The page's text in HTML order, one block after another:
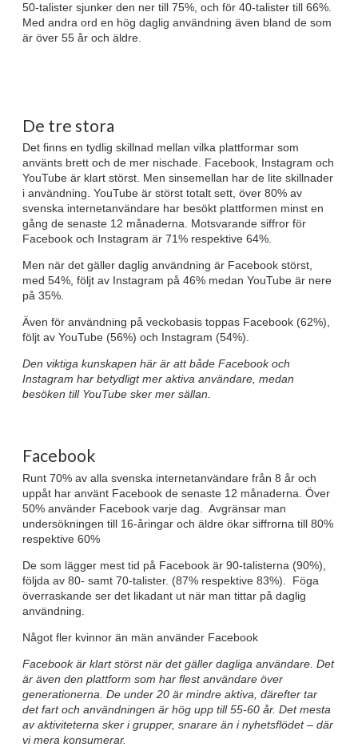
50-talister sjunker den ner till 75%, och för 40-talister till 66%.
Med andra ord en hög daglig användning även bland de som
är över 55 år och äldre.
De tre stora
Det finns en tydlig skillnad mellan vilka plattformar som
använts brett och de mer nischade. Facebook, Instagram och
YouTube är klart störst. Men sinsemellan har de lite skillnader
i användning. YouTube är störst totalt sett, över 80% av
svenska internetanvändare har besökt plattformen minst en
gång de senaste 12 månaderna. Motsvarande siffror för
Facebook och Instagram är 71% respektive 64%.
Men när det gäller daglig användning är Facebook störst,
med 54%, följt av Instagram på 46% medan YouTube är nere
på 35%.
Även för användning på veckobasis toppas Facebook (62%),
följt av YouTube (56%) och Instagram (54%).
Den viktiga kunskapen här är att både Facebook och
Instagram har betydligt mer aktiva användare, medan
besöken till YouTube sker mer sällan.
Facebook
Runt 70% av alla svenska internetanvändare från 8 år och
uppåt har använt Facebook de senaste 12 månaderna. Över
50% använder Facebook varje dag. Avgränsar man
undersökningen till 16-åringar och äldre ökar siffrorna till 80%
respektive 60%
De som lägger mest tid på Facebook är 90-talisterna (90%),
följda av 80- samt 70-talister. (87% respektive 83%). Föga
överraskande ser det likadant ut när man tittar på daglig
användning.
Något fler kvinnor än män använder Facebook
Facebook är klart störst när det gäller dagliga användare. Det
är även den plattform som har flest användare över
generationerna. De under 20 är mindre aktiva, därefter tar
det fart och användningen är hög upp till 55-60 år. Det mesta
av aktiviteterna sker i grupper, snarare än i nyhetsflödet – där
vi mera konsumerar.